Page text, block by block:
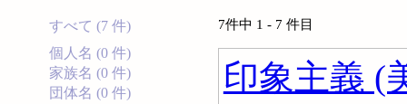
すべて (7 件)
個人名 (0 件)
家族名 (0 件)
団体名 (0 件)
7件中 1 - 7 件目
印象主義 (